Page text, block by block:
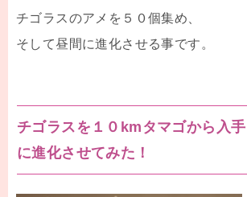
チゴラスのアメを５０個集め、
そして昼間に進化させる事です。
チゴラスを１０kmタマゴから入
に進化させてみた！